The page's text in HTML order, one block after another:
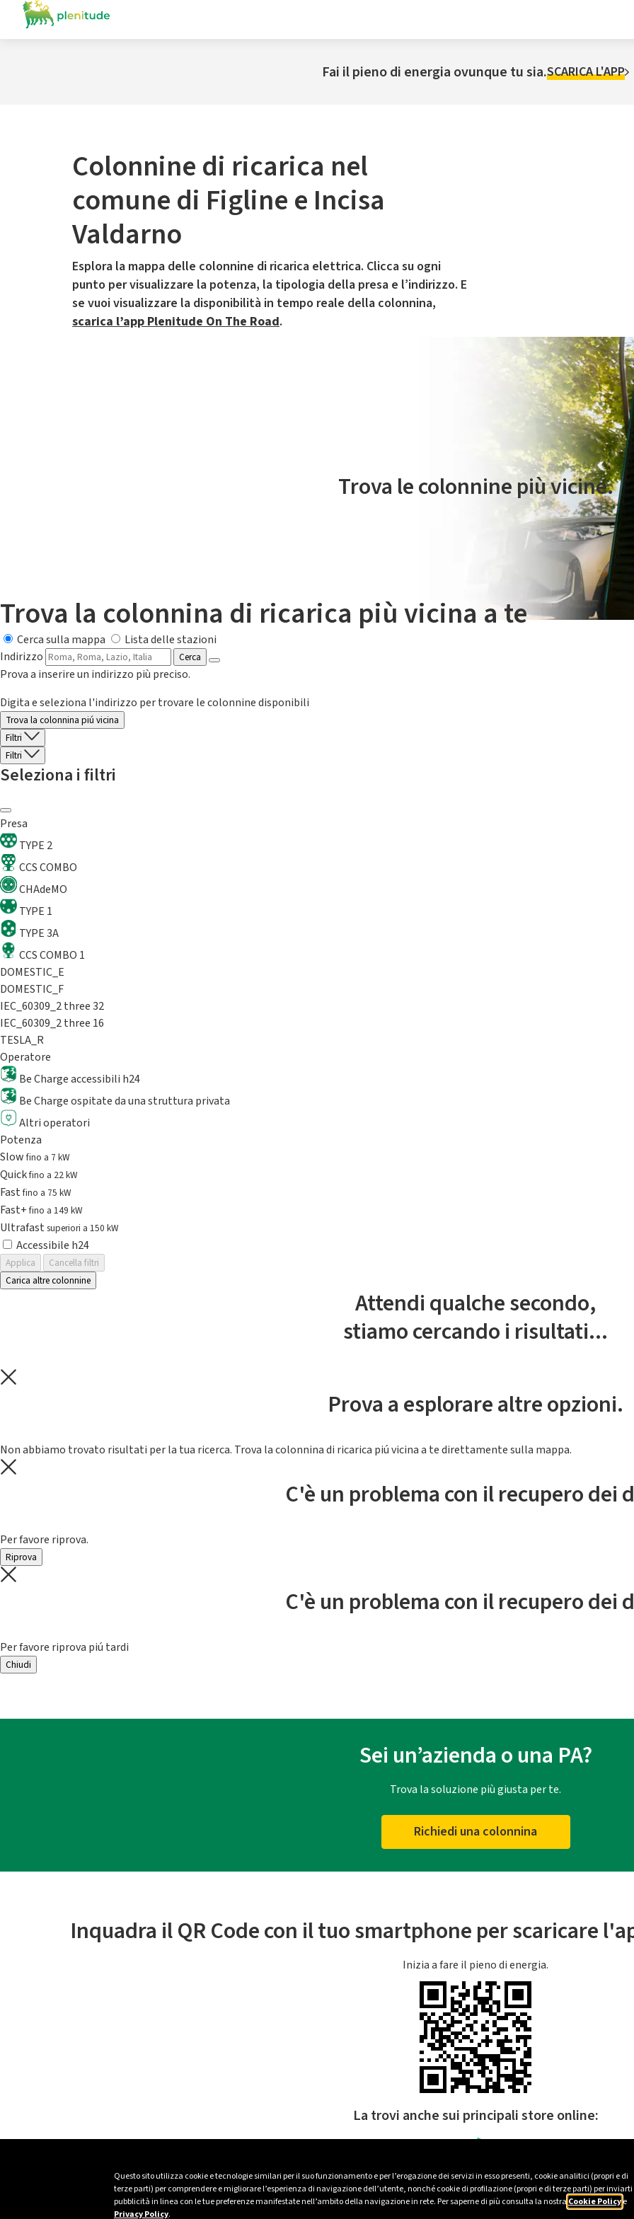
Questo sito utilizza cookie e tecnologie similari per il suo funzionamento e per l’erogazione dei servizi in esso presenti, cookie analitici (propri e di
terze parti) per comprendere e migliorare l’esperienza di navigazione dell’utente, nonché cookie di profilazione (propri e di terze parti) per inviarti
pubblicità in linea con le tue preferenze manifestate nell’ambito della navigazione in rete. Per saperne di più consulta la nostra Cookie Policye
Privacy Policy.
Fai il pieno di energia ovunque tu sia.SCARICA L'APP
Colonnine di ricarica nel
comune di Figline e Incisa
Valdarno
Esplora la mappa delle colonnine di ricarica elettrica. Clicca su ogni
punto per visualizzare la potenza, la tipologia della presa e l’indirizzo. E
se vuoi visualizzare la disponibilità in tempo reale della colonnina,
scarica l’app Plenitude On The Road.
Il servizio di mobilità elettrica è gestito da Plenitude On The Road
Trova le colonnine più vicine.
Trova la colonnina di ricarica più vicina a te
Cerca sulla mappa
Lista delle stazioni
Indirizzo
Cerca
Prova a inserire un indirizzo più preciso.
Digita e seleziona l'indirizzo per trovare le colonnine disponibili
Trova la colonnina piú vicina
Filtri
Filtri
Seleziona i filtri
Presa
TYPE 2
CCS COMBO
CHAdeMO
TYPE 1
TYPE 3A
CCS COMBO 1
DOMESTIC_E
DOMESTIC_F
IEC_60309_2 three 32
IEC_60309_2 three 16
TESLA_R
Operatore
Be Charge accessibili h24
Be Charge ospitate da una struttura privata
Altri operatori
Potenza
Slowfino a 7 kW
Quickfino a 22 kW
Fastfino a 75 kW
Fast+fino a 149 kW
Ultrafast superiori a 150 kW
Accessibile h24
Applica
Cancella filtri
Carica altre colonnine
Attendi qualche secondo,
stiamo cercando i risultati...
Prova a esplorare altre opzioni.
Non abbiamo trovato risultati per la tua ricerca. Trova la colonnina di ricarica piú vicina a te direttamente sulla mappa.
C'è un problema con il recupero dei
Per favore riprova.
Riprova
C'è un problema con il recupero dei
Per favore riprova piú tardi
Chiudi
Sei un’azienda o una PA?
Trova la soluzione più giusta per te.
Richiedi una colonnina
Inquadra il QR Code con il tuo smartphone per scaricare
Inizia a fare il pieno di energia.
La trovi anche sui principali store online: